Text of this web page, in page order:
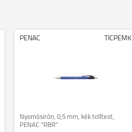
PENAC TICPEMK
Nyomósirón, 0,5 mm, kék tolltest,
PENAC "RBR"